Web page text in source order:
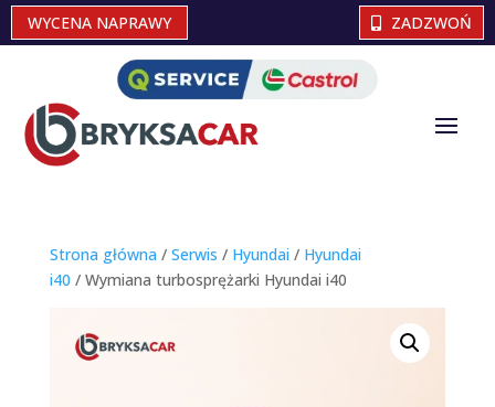
WYCENA NAPRAWY ZADZWOŃ
Strona główna / Serwis / Hyundai / Hyundai
i40 / Wymiana turbosprężarki Hyundai i40